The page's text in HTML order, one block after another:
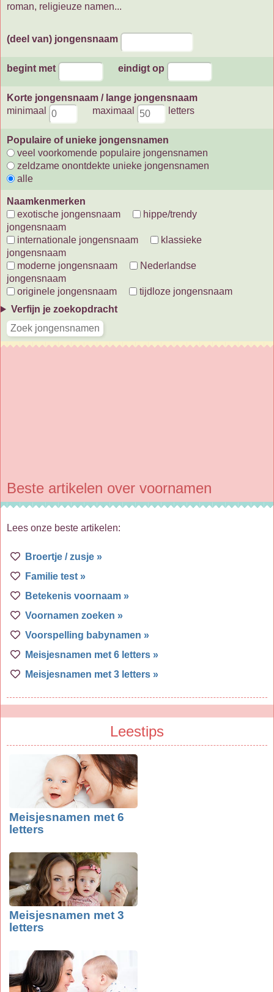
roman, religieuze namen...
(deel van) jongensnaam
begint met eindigt op
Korte jongensnaam / lange jongensnaam
minimaal
maximaal letters
Populaire of unieke jongensnamen
veel voorkomende populaire jongensnamen
zeldzame onontdekte unieke jongensnamen
alle
Naamkenmerken
exotische jongensnaam
hippe/trendy
jongensnaam
internationale jongensnaam
klassieke
jongensnaam
moderne jongensnaam
Nederlandse
jongensnaam
originele jongensnaam
tijdloze jongensnaam
Verfijn je zoekopdracht
Beste artikelen over voornamen
Lees onze beste artikelen:
Broertje / zusje »
Familie test »
Betekenis voornaam »
Voornamen zoeken »
Voorspelling babynamen »
Meisjesnamen met 6 letters »
Meisjesnamen met 3 letters »
Leestips
Meisjesnamen met 6
letters
Meisjesnamen met 3
letters